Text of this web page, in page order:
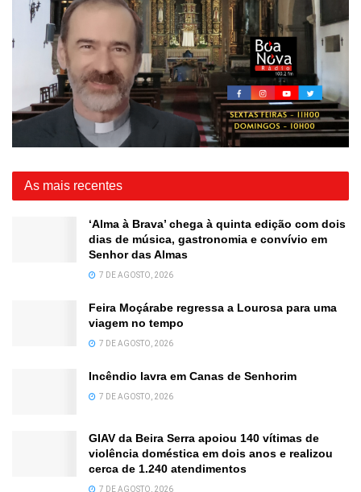
As mais recentes
‘Alma à Brava’ chega à quinta edição com dois
dias de música, gastronomia e convívio em
Senhor das Almas
7 DE AGOSTO, 2026
Feira Moçárabe regressa a Lourosa para uma
viagem no tempo
7 DE AGOSTO, 2026
Incêndio lavra em Canas de Senhorim
7 DE AGOSTO, 2026
GIAV da Beira Serra apoiou 140 vítimas de
violência doméstica em dois anos e realizou
cerca de 1.240 atendimentos
7 DE AGOSTO, 2026